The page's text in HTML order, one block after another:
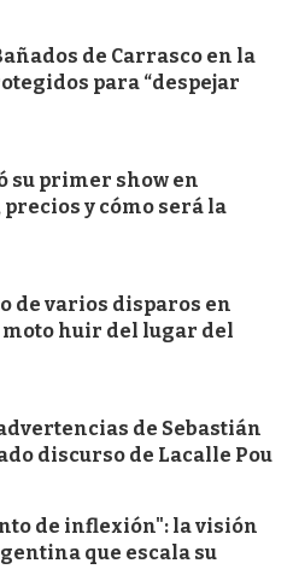
de Carrasco en la
para “despejar
su primer show en
y cómo será la
de varios disparos en
huir del lugar del
de Sebastián
discurso de Lacalle Pou
de inflexión": la visión
que escala su